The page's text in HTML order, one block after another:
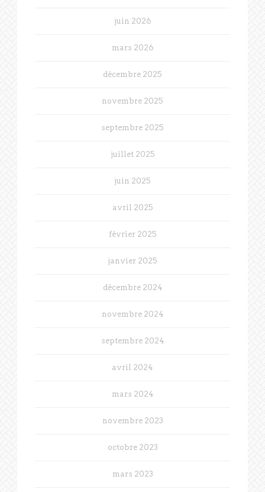
juin 2026
mars 2026
décembre 2025
novembre 2025
septembre 2025
juillet 2025
juin 2025
avril 2025
février 2025
janvier 2025
décembre 2024
novembre 2024
septembre 2024
avril 2024
mars 2024
novembre 2023
octobre 2023
mars 2023